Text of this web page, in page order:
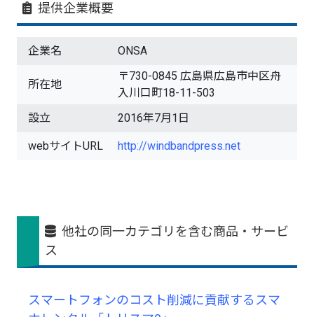
提供企業概要
企業名 ONSA
所在地
〒730-0845 広島県広島市中区舟
入川口町18-11-503
設立
2016年7月1日
webサイトURL http://windbandpress.net
他社の同一カテゴリを含む商品・サービ
ス
スマートフォンのコスト削減に貢献するスマ